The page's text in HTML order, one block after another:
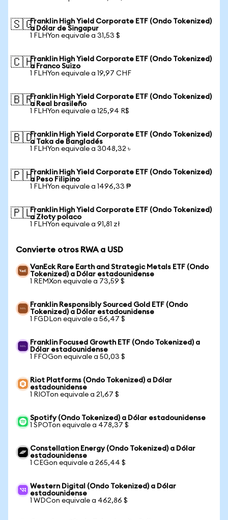
🇸🇬Franklin High Yield Corporate ETF (Ondo Tokenized)
a Dólar de Singapur
1 FLHYon equivale a 31,53 $
🇨🇭Franklin High Yield Corporate ETF (Ondo Tokenized)
a Franco Suizo
1 FLHYon equivale a 19,97 CHF
🇧🇷Franklin High Yield Corporate ETF (Ondo Tokenized)
a Real brasileño
1 FLHYon equivale a 125,94 R$
🇧🇩Franklin High Yield Corporate ETF (Ondo Tokenized)
a Taka de Bangladés
1 FLHYon equivale a 3048,32 ৳
🇵🇭Franklin High Yield Corporate ETF (Ondo Tokenized)
a Peso Filipino
1 FLHYon equivale a 1496,33 ₱
🇵🇱Franklin High Yield Corporate ETF (Ondo Tokenized)
a Złoty polaco
1 FLHYon equivale a 91,81 zł
Convierte otros RWA a USD
VanEck Rare Earth and Strategic Metals ETF (Ondo
Tokenized) a Dólar estadounidense
1 REMXon equivale a 73,59 $
Franklin Responsibly Sourced Gold ETF (Ondo
Tokenized) a Dólar estadounidense
1 FGDLon equivale a 56,47 $
Franklin Focused Growth ETF (Ondo Tokenized) a
Dólar estadounidense
1 FFOGon equivale a 50,03 $
Riot Platforms (Ondo Tokenized) a Dólar
estadounidense
1 RIOTon equivale a 21,67 $
Spotify (Ondo Tokenized) a Dólar estadounidense
1 SPOTon equivale a 478,37 $
Constellation Energy (Ondo Tokenized) a Dólar
estadounidense
1 CEGon equivale a 265,44 $
Western Digital (Ondo Tokenized) a Dólar
estadounidense
1 WDCon equivale a 462,86 $